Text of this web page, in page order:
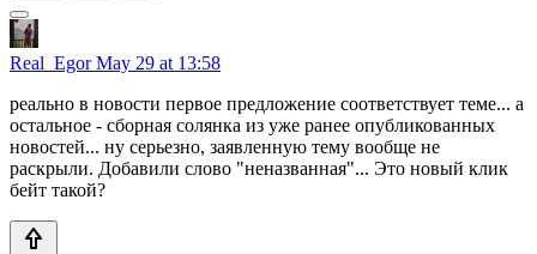
Real_EgorMay 29 at 13:58
реально в новости первое предложение соответствует теме... а
остальное - сборная солянка из уже ранее опубликованных
новостей... ну серьезно, заявленную тему вообще не
раскрыли. Добавили слово "неназванная"... Это новый клик
бейт такой?